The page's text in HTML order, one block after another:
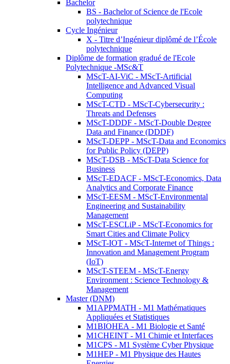
Bachelor
BS - Bachelor of Science de l'Ecole
polytechnique
Cycle Ingénieur
X - Titre d’Ingénieur diplômé de l’École
polytechnique
Diplôme de formation gradué de l'Ecole
Polytechnique -MSc&T
MScT-AI-ViC - MScT-Artificial
Intelligence and Advanced Visual
Computing
MScT-CTD - MScT-Cybersecurity :
Threats and Defenses
MScT-DDDF - MScT-Double Degree
Data and Finance (DDDF)
MScT-DEPP - MScT-Data and Economics
for Public Policy (DEPP)
MScT-DSB - MScT-Data Science for
Business
MScT-EDACF - MScT-Economics, Data
Analytics and Corporate Finance
MScT-EESM - MScT-Environmental
Engineering and Sustainability
Management
MScT-ESCLiP - MScT-Economics for
Smart Cities and Climate Policy
MScT-IOT - MScT-Internet of Things :
Innovation and Management Program
(IoT)
MScT-STEEM - MScT-Energy
Environment : Science Technology &
Management
Master (DNM)
M1APPMATH - M1 Mathématiques
Appliquées et Statistiques
M1BIOHEA - M1 Biologie et Santé
M1CHEINT - M1 Chimie et Interfaces
M1CPS - M1 Système Cyber Physique
M1HEP - M1 Physique des Hautes